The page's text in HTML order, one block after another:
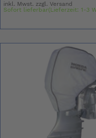
inkl. Mwst. zzgl.Versand
Sofort lieferbar(Lieferzeit: 1-3